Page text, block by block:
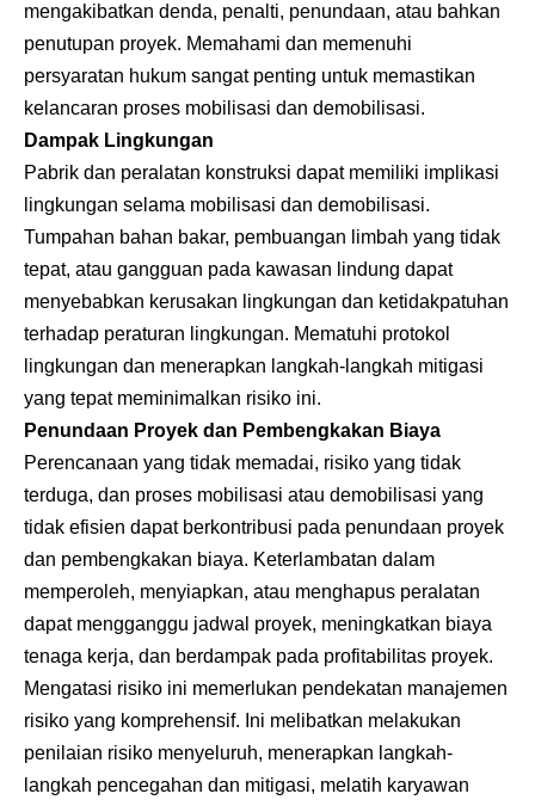
mengakibatkan denda, penalti, penundaan, atau bahkan
penutupan proyek. Memahami dan memenuhi
persyaratan hukum sangat penting untuk memastikan
kelancaran proses mobilisasi dan demobilisasi.
Dampak Lingkungan
Pabrik dan peralatan konstruksi dapat memiliki implikasi
lingkungan selama mobilisasi dan demobilisasi.
Tumpahan bahan bakar, pembuangan limbah yang tidak
tepat, atau gangguan pada kawasan lindung dapat
menyebabkan kerusakan lingkungan dan ketidakpatuhan
terhadap peraturan lingkungan. Mematuhi protokol
lingkungan dan menerapkan langkah-langkah mitigasi
yang tepat meminimalkan risiko ini.
Penundaan Proyek dan Pembengkakan Biaya
Perencanaan yang tidak memadai, risiko yang tidak
terduga, dan proses mobilisasi atau demobilisasi yang
tidak efisien dapat berkontribusi pada penundaan proyek
dan pembengkakan biaya. Keterlambatan dalam
memperoleh, menyiapkan, atau menghapus peralatan
dapat mengganggu jadwal proyek, meningkatkan biaya
tenaga kerja, dan berdampak pada profitabilitas proyek.
Mengatasi risiko ini memerlukan pendekatan manajemen
risiko yang komprehensif. Ini melibatkan melakukan
penilaian risiko menyeluruh, menerapkan langkah-
langkah pencegahan dan mitigasi, melatih karyawan